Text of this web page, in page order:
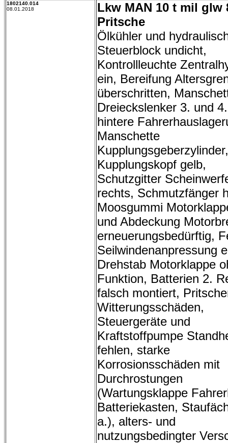
1802140.014
08.01.2018
Lkw MAN 10 t mil glw
Pritsche
Ölkühler und
Steuerblock undicht,
Kontrollleuchte
ein, Bereifung
überschritten,
Dreieckslenker 3. und
hintere
Manschette
Kupplungsgeberzylinder,
Kupplungskopf gelb,
Schutzgitter
rechts, Schmutzfänger
Moosgummi
und Abdeckung
erneuerungsbedürftig,
Seilwindenanpressung
Drehstab Motorklappe
Funktion, Batterien 2.
falsch montiert,
Witterungsschäden,
Steuergeräte und
Kraftstoffpumpe
fehlen, starke
Korrosionsschäden mit
Durchrostungen
(Wartungsklappe
Batteriekasten,
a.), alters- und
nutzungsbedingter